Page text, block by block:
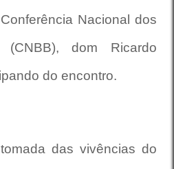
Nacional dos
dom Ricardo
do encontro.
das vivências do